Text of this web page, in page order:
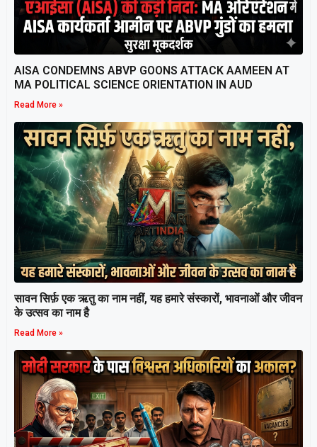
AISA CONDEMNS ABVP GOONS ATTACK AAMEEN AT
MA POLITICAL SCIENCE ORIENTATION IN AUD
Read More »
सावन सिर्फ़ एक ऋतु का नाम नहीं, यह हमारे संस्कारों, भावनाओं और जीवन
के उत्सव का नाम है
Read More »